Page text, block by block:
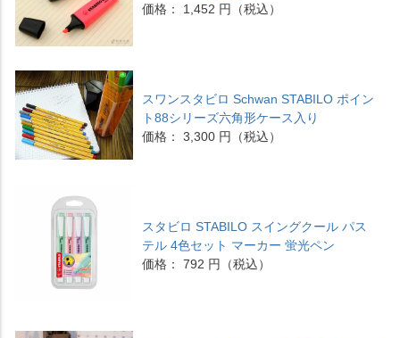
価格： 1,452 円（税込）
スワンスタビロ Schwan STABILO ポイン
ト88シリーズ六角形ケース入り
価格： 3,300 円（税込）
スタビロ STABILO スイングクール パス
テル 4色セット マーカー 蛍光ペン
価格： 792 円（税込）